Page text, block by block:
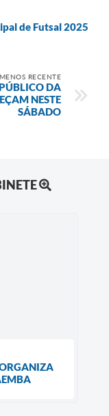
de Futsal 2025
RECENTE
DA
NESTE
SÁBADO